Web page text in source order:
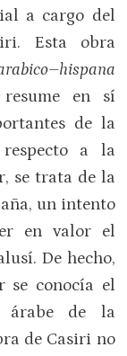
a cargo del
Esta obra
resume en sí
de la
a la
se trata de la
un intento
en valor el
De hecho,
se conocía el
árabe de la
de Casiri no